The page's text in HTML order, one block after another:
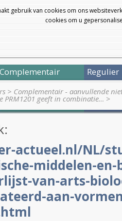
gebruik van cookies om ons
cookies om u
Complementair Regulier
> Complementair - aanvullende
PRM1201 geeft in combinatie… >
actueel.nl/NL/
middelen-en-
van-arts-
aan-